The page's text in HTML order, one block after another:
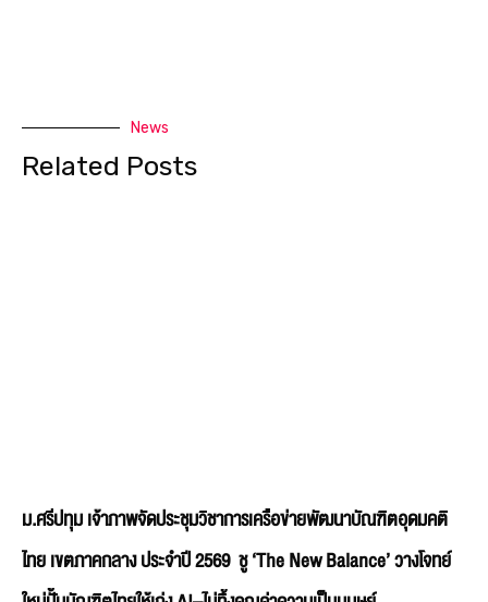
News
Related Posts
ม.ศรีปทุม เจ้าภาพจัดประชุมวิชาการเครือข่ายพัฒนาบัณฑิตอุดมคติ
ไทย เขตภาคกลาง ประจำปี 2569 ชู ‘The New Balance’ วางโจทย์